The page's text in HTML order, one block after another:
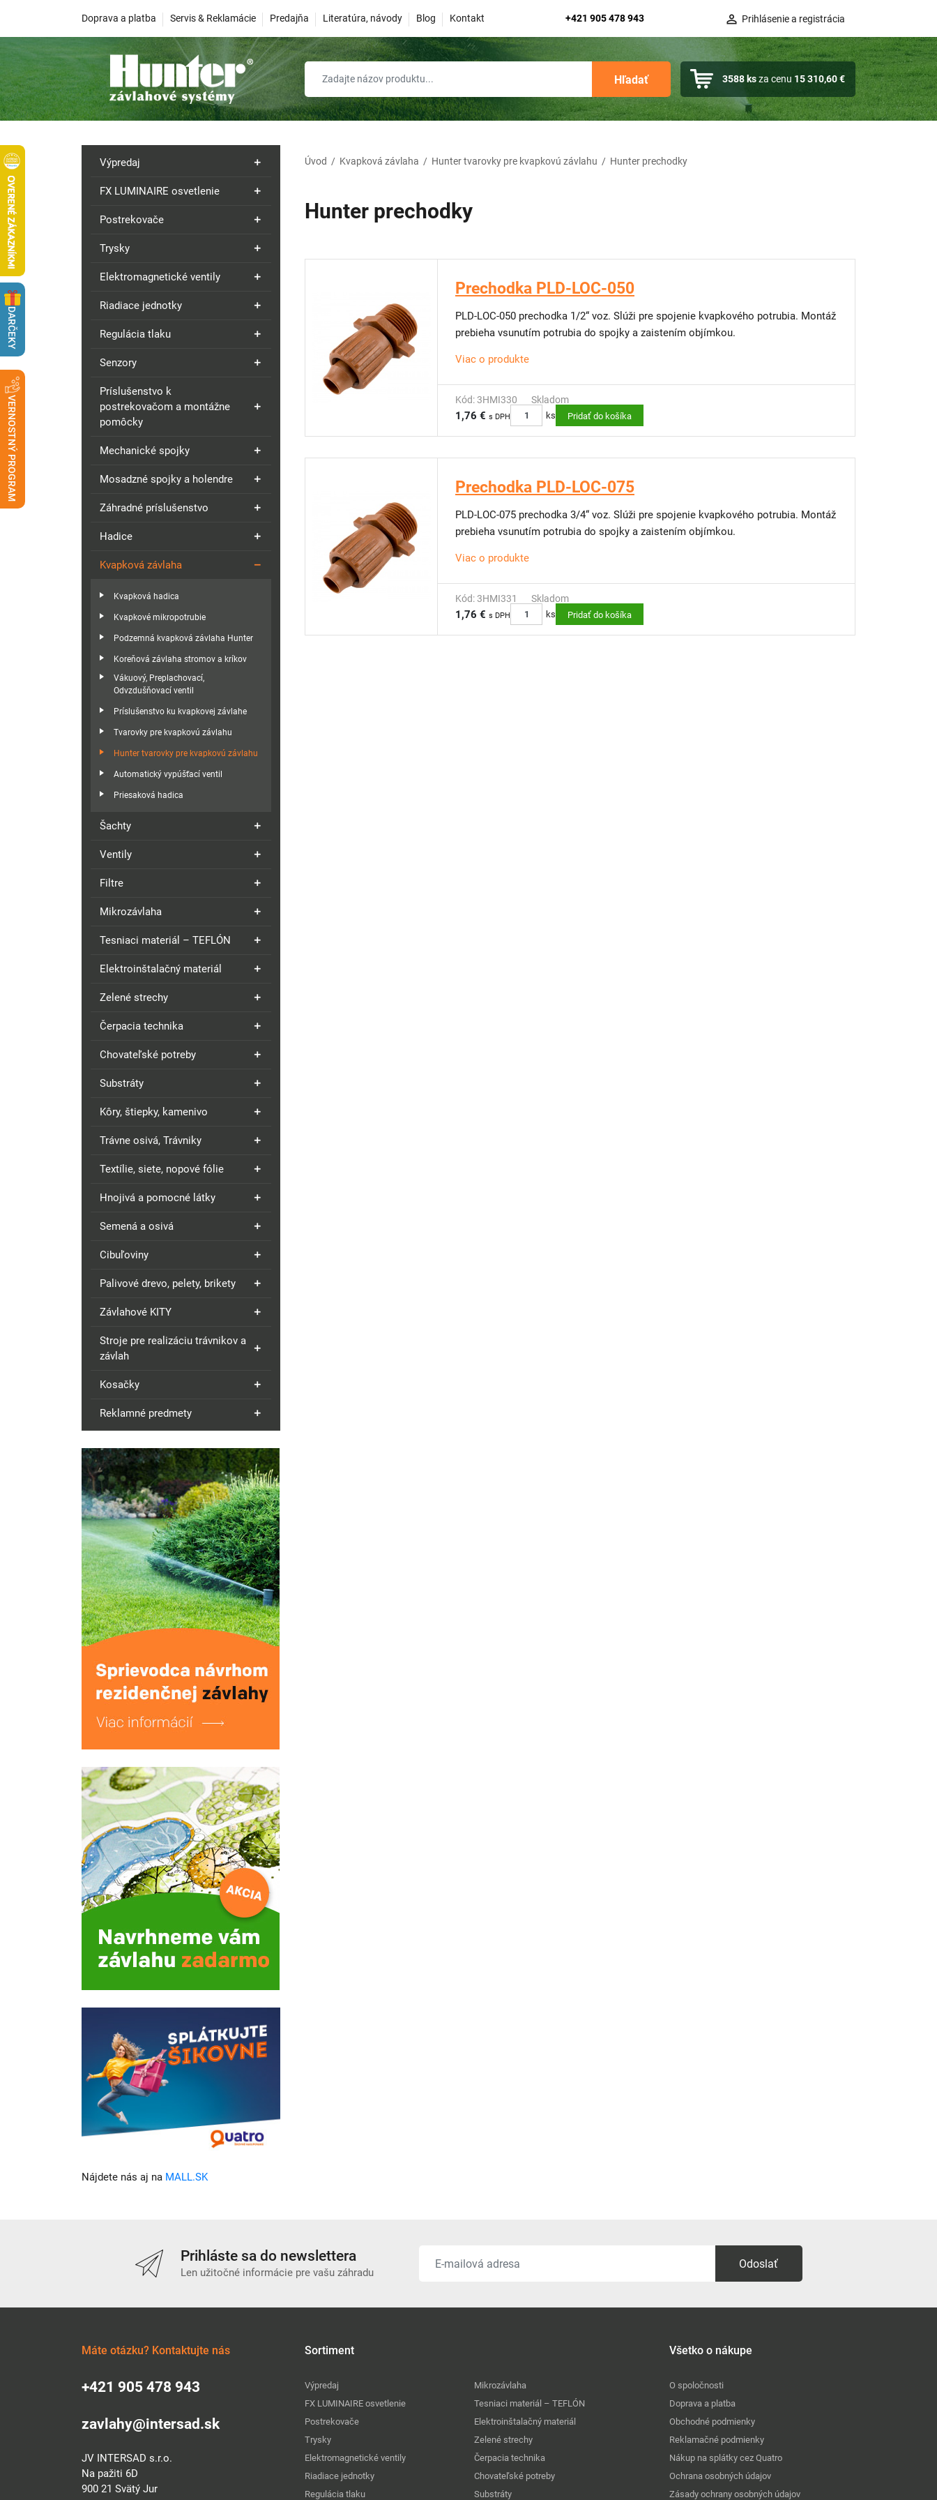
Doprava a platba Servis & Reklamácie Predajňa Literatúra, návody Blog Kontakt +421 905 478 943 Prihlásenie a registrácia
Hľadať 3588ksza cenu 15 310,60 €
Výpredaj
FX LUMINAIRE osvetlenie
Postrekovače
Trysky
Elektromagnetické ventily
Riadiace jednotky
Regulácia tlaku
Senzory
Príslušenstvo k
postrekovačom a montážne
pomôcky
Mechanické spojky
Mosadzné spojky a holendre
Záhradné príslušenstvo
Hadice
Kvapková závlaha
Kvapková hadica
Kvapkové mikropotrubie
Podzemná kvapková závlaha Hunter
Koreňová závlaha stromov a kríkov
Vákuový, Preplachovací,
Odvzdušňovací ventil
Príslušenstvo ku kvapkovej závlahe
Tvarovky pre kvapkovú závlahu
Hunter tvarovky pre kvapkovú závlahu
Automatický vypúšťací ventil
Priesaková hadica
Šachty
Ventily
Filtre
Mikrozávlaha
Tesniaci materiál – TEFLÓN
Elektroinštalačný materiál
Zelené strechy
Čerpacia technika
Chovateľské potreby
Substráty
Kôry, štiepky, kamenivo
Trávne osivá, Trávniky
Textílie, siete, nopové fólie
Hnojivá a pomocné látky
Semená a osivá
Cibuľoviny
Palivové drevo, pelety, brikety
Závlahové KITY
Stroje pre realizáciu trávnikov a
závlah
Kosačky
Reklamné predmety
Nájdete nás aj na MALL.SK
Úvod / Kvapková závlaha / Hunter tvarovky pre kvapkovú závlahu / Hunter prechodky
Hunter prechodky
Prechodka PLD-LOC-050
PLD-LOC-050 prechodka 1/2“ voz. Slúži pre spojenie kvapkového potrubia. Montáž
prebieha vsunutím potrubia do spojky a zaistením objímkou.
Viac o produkte
Kód: 3HMI330 Skladom
1,76 € s DPH ks Pridať do košíka
Prechodka PLD-LOC-075
PLD-LOC-075 prechodka 3/4“ voz. Slúži pre spojenie kvapkového potrubia. Montáž
prebieha vsunutím potrubia do spojky a zaistením objímkou.
Viac o produkte
Kód: 3HMI331 Skladom
1,76 € s DPH ks Pridať do košíka
Prihláste sa do newslettera
Len užitočné informácie pre vašu záhradu
Odoslať
Máte otázku? Kontaktujte nás
+421 905 478 943
zavlahy@intersad.sk
JV INTERSAD s.r.o.
Na pažiti 6D
900 21 Svätý Jur
Sortiment
Výpredaj
FX LUMINAIRE osvetlenie
Postrekovače
Trysky
Elektromagnetické ventily
Riadiace jednotky
Regulácia tlaku
Mikrozávlaha
Tesniaci materiál – TEFLÓN
Elektroinštalačný materiál
Zelené strechy
Čerpacia technika
Chovateľské potreby
Substráty
Všetko o nákupe
O spoločnosti
Doprava a platba
Obchodné podmienky
Reklamačné podmienky
Nákup na splátky cez Quatro
Ochrana osobných údajov
Zásady ochrany osobných údajov
DARČEKY
VERNOSTNÝ PROGRAM